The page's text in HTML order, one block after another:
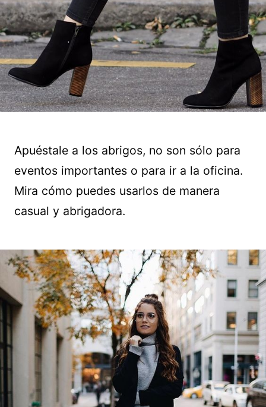
Apuéstale a los abrigos, no son sólo para
eventos importantes o para ir a la oficina.
Mira cómo puedes usarlos de manera
casual y abrigadora.